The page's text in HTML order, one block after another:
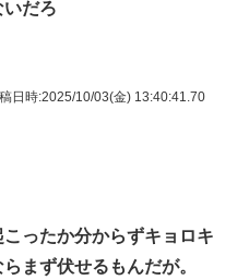
いだろ
日時:2025/10/03(金) 13:40:41.70
ったか分からずキョロキ
まず伏せるもんだが。